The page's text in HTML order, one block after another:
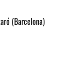
(Barcelona)